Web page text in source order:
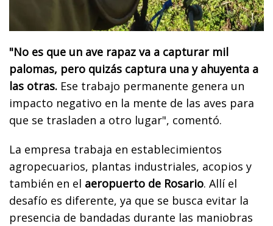
"No es que un ave rapaz va a capturar mil
palomas, pero quizás captura una y ahuyenta a
las otras. Ese trabajo permanente genera un
impacto negativo en la mente de las aves para
que se trasladen a otro lugar", comentó.
La empresa trabaja en establecimientos
agropecuarios, plantas industriales, acopios y
también en el aeropuerto de Rosario. Allí el
desafío es diferente, ya que se busca evitar la
presencia de bandadas durante las maniobras